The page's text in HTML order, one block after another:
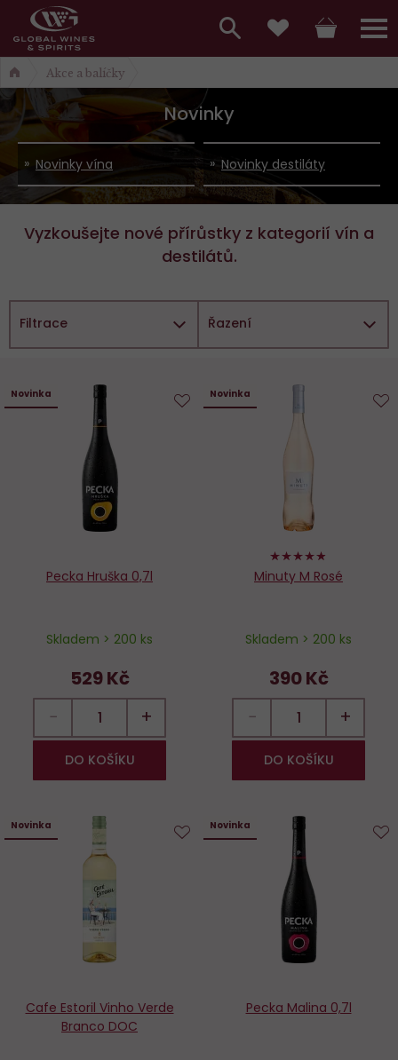
Hlavní
menu,
košík,
vyhledávání,
přihlášení
Akce a balíčky
Novinky
Novinky vína Novinky destiláty
Vyzkoušejte nové přírůstky z kategorií vín a
destilátů.
Filtrace Řazení
Novinka
Pecka Hruška 0,7l
Skladem > 200 ks
529 Kč
− +
DO KOŠÍKU
Novinka
96%
Minuty M Rosé
Skladem > 200 ks
390 Kč
− +
DO KOŠÍKU
Novinka
Cafe Estoril Vinho Verde
Branco DOC
Novinka
Pecka Malina 0,7l